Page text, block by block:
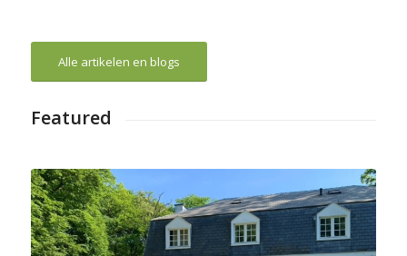
Alle artikelen en blogs
Featured